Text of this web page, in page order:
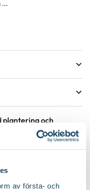
av första- och
...
trädgårdsväxter
plantering och
därefter under
etablering.
2 för 99:-